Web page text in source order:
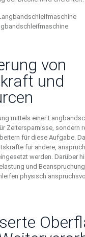
von
und
mittels einer
Zeitersparnisse, sondern
für diese Aufgabe.
für andere,
werden. Darüber
und
physisch